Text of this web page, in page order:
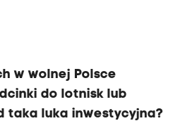
w wolnej Polsce
do lotnisk lub
taka luka inwestycyjna?